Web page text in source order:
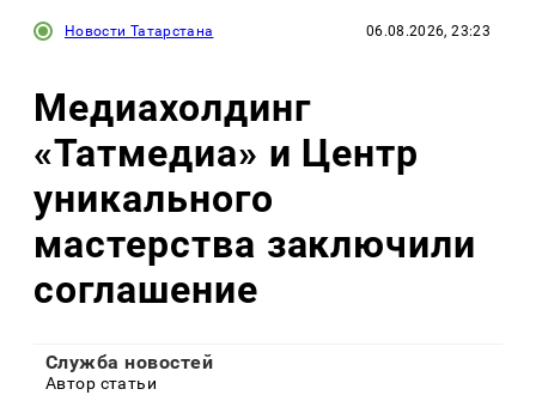
Новости Татарстана 06.08.2026, 23:23
Медиахолдинг
«Татмедиа» и Центр
уникального
мастерства заключили
соглашение
Служба новостей
Автор статьи